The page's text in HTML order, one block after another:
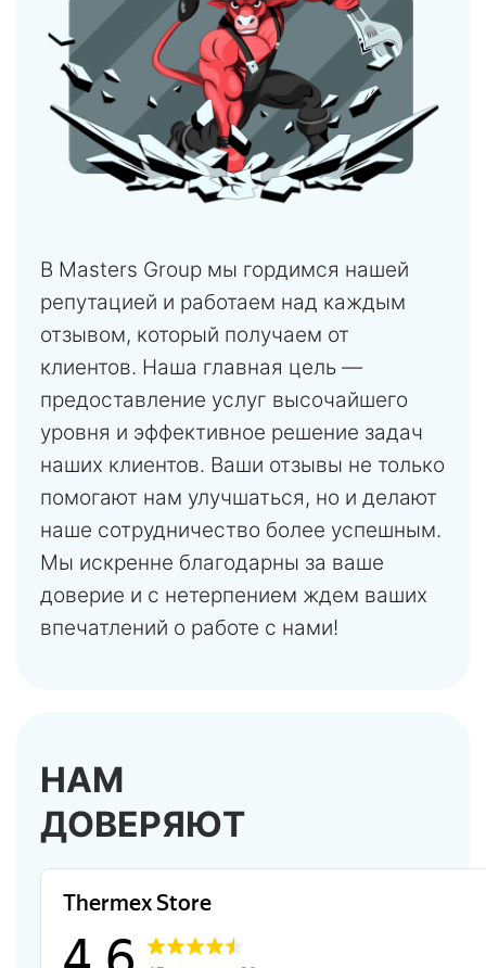
В Masters Group мы гордимся нашей
репутацией и работаем над каждым
отзывом, который получаем от
клиентов. Наша главная цель —
предоставление услуг высочайшего
уровня и эффективное решение задач
наших клиентов. Ваши отзывы не только
помогают нам улучшаться, но и делают
наше сотрудничество более успешным.
Мы искренне благодарны за ваше
доверие и с нетерпением ждем ваших
впечатлений о работе с нами!
НАМ
ДОВЕРЯЮТ